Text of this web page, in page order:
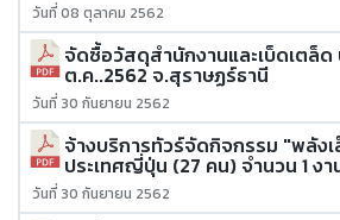
วันที่ 08 ตุลาคม 2562
จัดซื้อวัสดุสำนักงานและเบ็ดเตล็ด
ต.ค..2562 จ.สุราษฏร์ธานี
วันที่ 30 กันยายน 2562
จ้างบริการทัวร์จัดกิจกรรม "พลัง
ประเทศญี่ปุ่น (27 คน) จำนวน 1 งา
วันที่ 30 กันยายน 2562